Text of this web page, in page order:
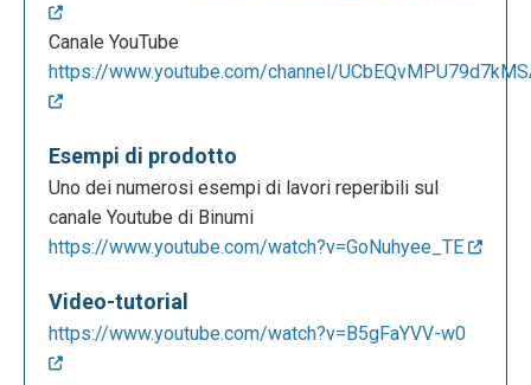
Canale YouTube
https://www.youtube.com/channel/
Esempi di prodotto
Uno dei numerosi esempi di lavori reperibili sul
canale Youtube di Binumi
https://www.youtube.com/watch?v=GoNuhyee_TE
Video-tutorial
https://www.youtube.com/watch?v=B5gFaYVV-w0